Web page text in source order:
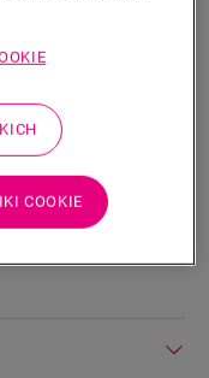
może
w połączeniu z
kleju One4All.
można połączyć ją z
i Hydrostrip. Listwa
w białej wersji
COOKIE